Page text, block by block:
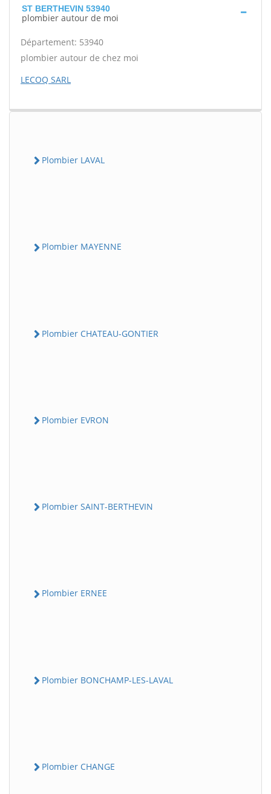
ST BERTHEVIN 53940
plombier autour de moi
Département: 53940
plombier autour de chez moi
LECOQ SARL
Plombier LAVAL
Plombier MAYENNE
Plombier CHATEAU-GONTIER
Plombier EVRON
Plombier SAINT-BERTHEVIN
Plombier ERNEE
Plombier BONCHAMP-LES-LAVAL
Plombier CHANGE